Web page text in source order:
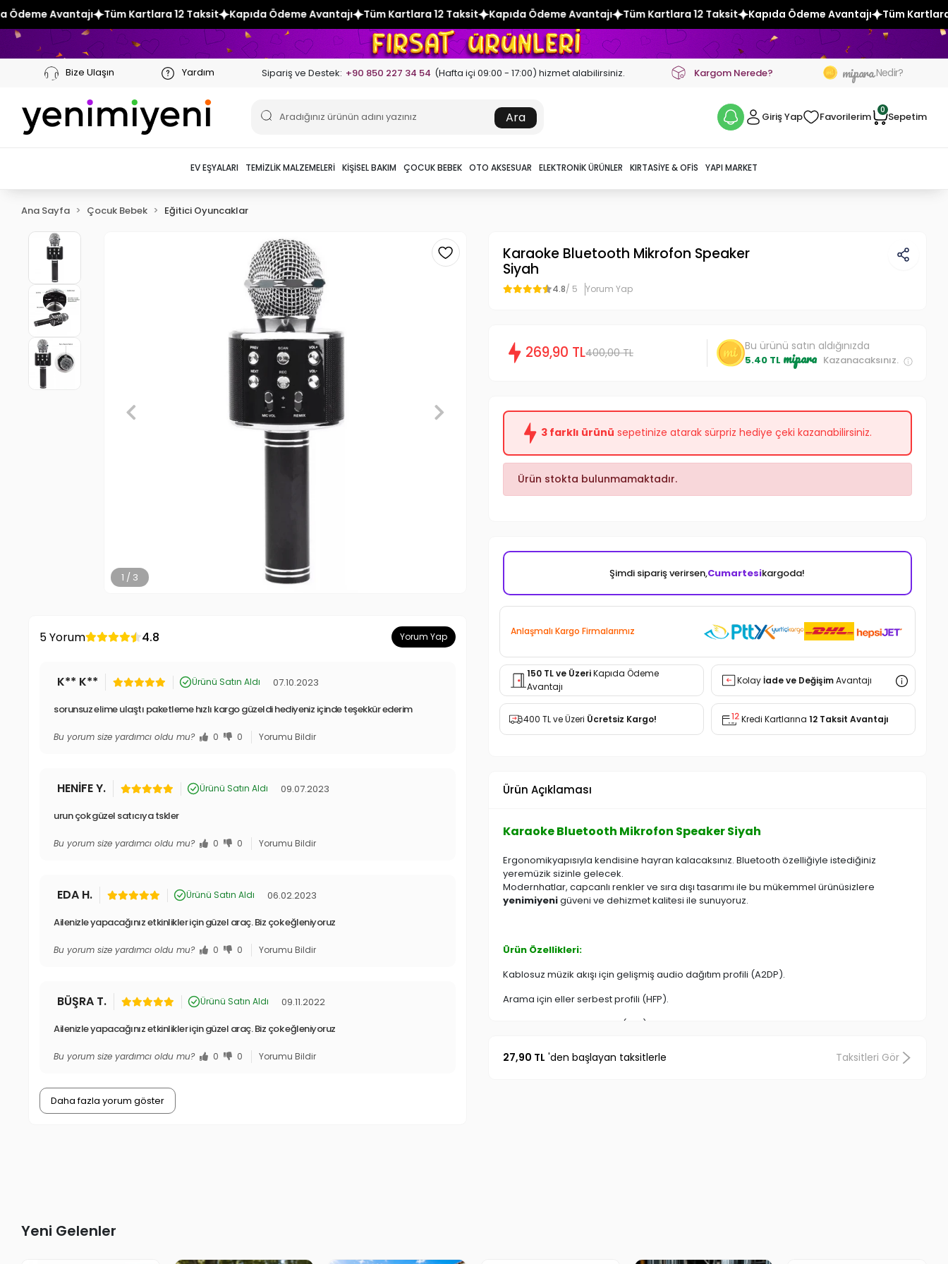
Tüm Kartlara 12 Taksit Kapıda Ödeme Avantajı Tüm Kartlara 12 Taksit Kapıda Ödeme Avantajı Tüm Kartlara 12 Taksit Kapıda Ödeme Avantajı Tüm Kartlara 12 Taksit
Bize Ulaşın Yardım Sipariş ve Destek: +90 850 227 34 54 (Hafta içi 09:00 - 17:00) hizmet alabilirsiniz. Kargom Nerede? mipara Nedir?
Ara Giriş Yap Favorilerim
0
Sepetim
EV EŞYALARI TEMIZLIK MALZEMELERI KIŞISEL BAKIM ÇOCUK BEBEK OTO AKSESUAR ELEKTRONIK ÜRÜNLER KIRTASIYE & OFIS YAPI MARKET
Ana Sayfa Çocuk Bebek Eğitici Oyuncaklar
2 / 3
5 Yorum 4.8 Yorum Yap
K** K** Ürünü Satın Aldı 07.10.2023
sorunsuz elime ulaştı paketleme hızlı kargo güzeldi hediyeniz içinde teşekkür ederim
Bu yorum size yardımcı oldu mu? 0 0 Yorumu Bildir
HENİFE Y. Ürünü Satın Aldı 09.07.2023
urun çok güzel satıcıya tskler
Bu yorum size yardımcı oldu mu? 0 0 Yorumu Bildir
EDA H. Ürünü Satın Aldı 06.02.2023
Ailenizle yapacağınız etkinlikler için güzel araç. Biz çok eğleniyoruz
Bu yorum size yardımcı oldu mu? 0 0 Yorumu Bildir
BÜŞRA T. Ürünü Satın Aldı 09.11.2022
Ailenizle yapacağınız etkinlikler için güzel araç. Biz çok eğleniyoruz
Bu yorum size yardımcı oldu mu? 0 0 Yorumu Bildir
Daha fazla yorum göster
Karaoke Bluetooth Mikrofon Speaker
Siyah
4.8/ 5 Yorum Yap
269,90 TL400,00 TL Bu ürünü satın aldığınızda
5.40 TL mipara Kazanacaksınız.
3 farklı ürünü sepetinize atarak sürpriz hediye çeki kazanabilirsiniz.
Ürün stokta bulunmamaktadır.
Şimdi sipariş verirsen,Cumartesikargoda!
Anlaşmalı Kargo Firmalarımız
150 TL ve ÜzeriKapıda Ödeme
Avantajı
Kolayİade ve DeğişimAvantajı
400 TL ve Üzeri Ücretsiz Kargo! Kredi Kartlarına 12 Taksit Avantajı
Ürün Açıklaması
Karaoke Bluetooth Mikrofon Speaker Siyah
Ergonomikyapısıyla kendisine hayran kalacaksınız. Bluetooth özelliğiyle istediğiniz
yeremüzik sizinle gelecek.
Modernhatlar, capcanlı renkler ve sıra dışı tasarımı ile bu mükemmel ürünüsizlere
yenimiyenigüveni ve dehizmet kalitesi ile sunuyoruz.
Ürün Özellikleri:
Kablosuz müzik akışı için gelişmiş audio dağıtım profili (A2DP).
Arama için eller serbest profili (HFP).
33FT % 27e kadar mesafe (10M).
27,90 TL 'den başlayan taksitlerle Taksitleri Gör
Yeni Gelenler